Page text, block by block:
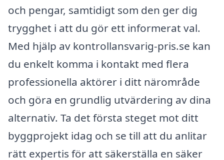
och pengar, samtidigt som den ger dig
trygghet i att du gör ett informerat val.
Med hjälp av kontrollansvarig-pris.se kan
du enkelt komma i kontakt med flera
professionella aktörer i ditt närområde
och göra en grundlig utvärdering av dina
alternativ. Ta det första steget mot ditt
byggprojekt idag och se till att du anlitar
rätt expertis för att säkerställa en säker